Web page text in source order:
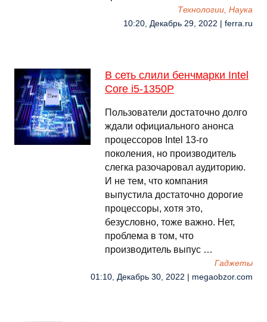
Технологии, Наука
10:20, Декабрь 29, 2022 | ferra.ru
В сеть слили бенчмарки Intel
Core i5-1350P
Пользователи достаточно долго
ждали официального анонса
процессоров Intel 13-го
поколения, но производитель
слегка разочаровал аудиторию.
И не тем, что компания
выпустила достаточно дорогие
процессоры, хотя это,
безусловно, тоже важно. Нет,
проблема в том, что
производитель выпус …
Гаджеты
01:10, Декабрь 30, 2022 | megaobzor.com